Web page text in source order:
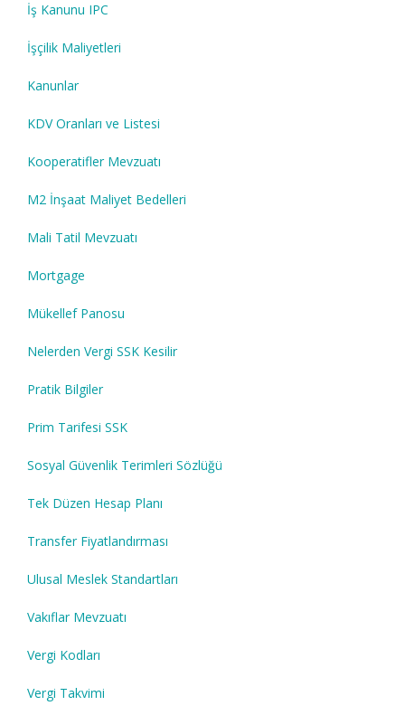
İş Kanunu IPC
İşçilik Maliyetleri
Kanunlar
KDV Oranları ve Listesi
Kooperatifler Mevzuatı
M2 İnşaat Maliyet Bedelleri
Mali Tatil Mevzuatı
Mortgage
Mükellef Panosu
Nelerden Vergi SSK Kesilir
Pratik Bilgiler
Prim Tarifesi SSK
Sosyal Güvenlik Terimleri Sözlüğü
Tek Düzen Hesap Planı
Transfer Fiyatlandırması
Ulusal Meslek Standartları
Vakıflar Mevzuatı
Vergi Kodları
Vergi Takvimi